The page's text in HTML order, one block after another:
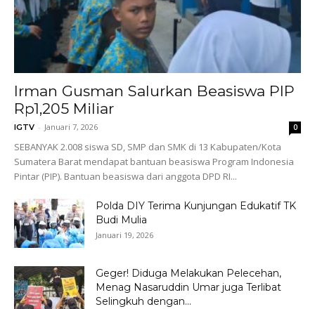
Irman Gusman Salurkan Beasiswa PIP
Rp1,205 Miliar
IGTV - Januari 7, 2026 0
SEBANYAK 2.008 siswa SD, SMP dan SMK di 13 Kabupaten/Kota
Sumatera Barat mendapat bantuan beasiswa Program Indonesia
Pintar (PIP). Bantuan beasiswa dari anggota DPD RI...
Polda DIY Terima Kunjungan Edukatif TK
Budi Mulia
Januari 19, 2026
Geger! Diduga Melakukan Pelecehan,
Menag Nasaruddin Umar juga Terlibat
Selingkuh dengan...